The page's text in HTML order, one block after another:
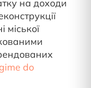
на доходи
міської
do